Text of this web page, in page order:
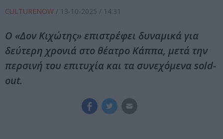
CULTURENOW / 13-10-2025 / 14:31
Ο «Δον Κιχώτης» επιστρέφει δυναμικά για
δεύτερη χρονιά στο θέατρο Κάππα, μετά την
περσινή του επιτυχία και τα συνεχόμενα sold-
out.